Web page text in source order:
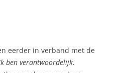
eerder in verband met de
ben verantwoordelijk.